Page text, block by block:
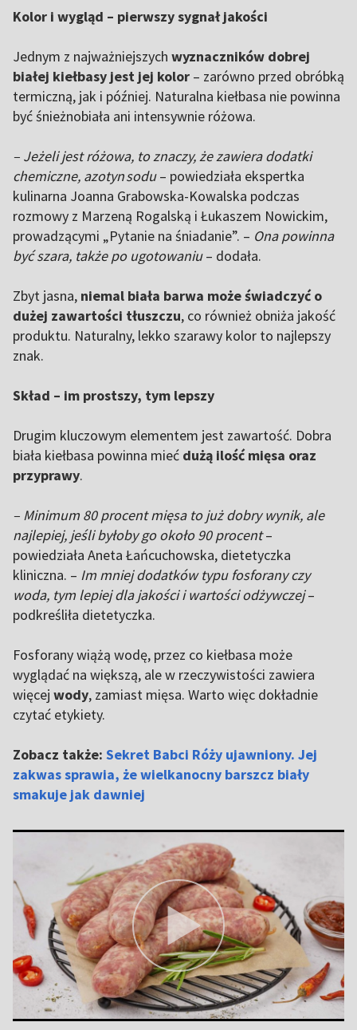
Kolor i wygląd – pierwszy sygnał jakości
Jednym z najważniejszych wyznaczników dobrej
białej kiełbasy jest jej kolor – zarówno przed obróbką
termiczną, jak i później. Naturalna kiełbasa nie powinna
być śnieżnobiała ani intensywnie różowa.
– Jeżeli jest różowa, to znaczy, że zawiera dodatki
chemiczne, azotyn sodu– powiedziała ekspertka
kulinarna Joanna Grabowska-Kowalska podczas
rozmowy z Marzeną Rogalską i Łukaszem Nowickim,
prowadzącymi „Pytanie na śniadanie”. – Ona powinna
być szara, także po ugotowaniu– dodała.
Zbyt jasna, niemal biała barwa może świadczyć o
dużej zawartości tłuszczu, co również obniża jakość
produktu. Naturalny, lekko szarawy kolor to najlepszy
znak.
Skład – im prostszy, tym lepszy
Drugim kluczowym elementem jest zawartość. Dobra
biała kiełbasa powinna mieć dużą ilość mięsa oraz
przyprawy.
– Minimum 80 procent mięsa to już dobry wynik, ale
najlepiej, jeśli byłoby go około 90 procent–
powiedziała Aneta Łańcuchowska, dietetyczka
kliniczna. – Im mniej dodatków typu fosforany czy
woda, tym lepiej dla jakości i wartości odżywczej–
podkreśliła dietetyczka.
Fosforany wiążą wodę, przez co kiełbasa może
wyglądać na większą, ale w rzeczywistości zawiera
więcej wody, zamiast mięsa. Warto więc dokładnie
czytać etykiety.
Zobacz także: Sekret Babci Róży ujawniony. Jej
zakwas sprawia, że wielkanocny barszcz biały
smakuje jak dawniej